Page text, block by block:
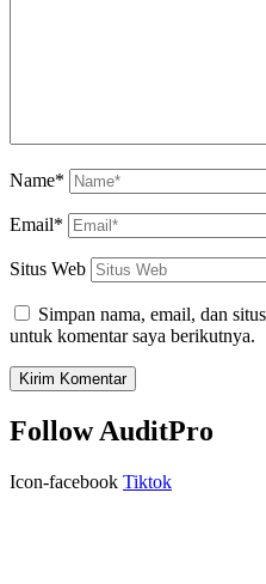
Name*
Email*
Situs Web
Simpan nama, email, dan
untuk komentar saya berikutnya.
Follow AuditPro
Icon-facebook Tiktok